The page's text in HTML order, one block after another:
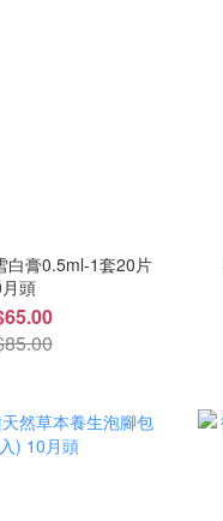
白膏0.5ml-1套20片
頭